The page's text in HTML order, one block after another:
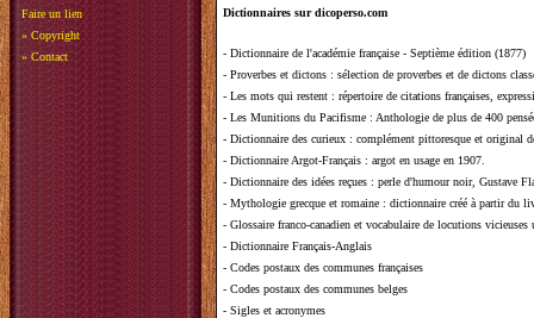
Faire un lien
» Copyright
» Contact
Dictionnaires sur dicoperso.com
- Dictionnaire de l'académie française - Septième édition (1877)
- Proverbes et dictons : sélection de proverbes et de dictons
- Les mots qui restent : répertoire de citations françaises,
- Les Munitions du Pacifisme : Anthologie de plus de 400
- Dictionnaire des curieux : complément pittoresque et original
- Dictionnaire Argot-Français : argot en usage en 1907.
- Dictionnaire des idées reçues : perle d'humour noir, Gustave
- Mythologie grecque et romaine : dictionnaire créé à partir du
- Glossaire franco-canadien et vocabulaire de locutions vicieuses
- Dictionnaire Français-Anglais
- Codes postaux des communes françaises
- Codes postaux des communes belges
- Sigles et acronymes